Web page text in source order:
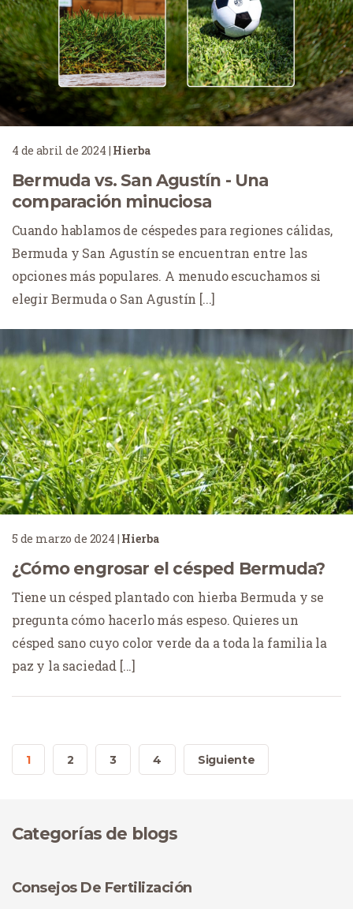
4 de abril de 2024 | Hierba
Bermuda vs. San Agustín - Una
comparación minuciosa
Cuando hablamos de céspedes para regiones cálidas,
Bermuda y San Agustín se encuentran entre las
opciones más populares. A menudo escuchamos si
elegir Bermuda o San Agustín [...]
5 de marzo de 2024 | Hierba
¿Cómo engrosar el césped Bermuda?
Tiene un césped plantado con hierba Bermuda y se
pregunta cómo hacerlo más espeso. Quieres un
césped sano cuyo color verde da a toda la familia la
paz y la saciedad [...]
1 2 3 4 Siguiente
Categorías de blogs
Consejos De Fertilización